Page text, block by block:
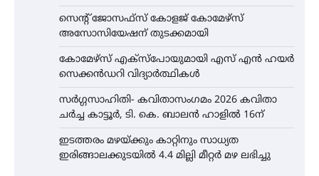
സെന്റ് ജോസഫ്സ് കോളജ് കോമേഴ്‌സ്
അസോസിയേഷന് തുടക്കമായി
കോമേഴ്സ് എക്സ്പോയുമായി എസ് എൻ ഹയർ
സെക്കൻഡറി വിദ്യാർത്ഥികൾ
സർഗ്ഗസാഹിതി- കവിതാസംഗമം 2026 കവിതാ
ചർച്ച കാട്ടൂർ, ടി. കെ. ബാലൻ ഹാളിൽ 16ന്
ഇടത്തരം മഴയ്ക്കും കാറ്റിനും സാധ്യത
ഇരിങ്ങാലക്കുടയിൽ 4.4 മില്ലി മീറ്റർ മഴ ലഭിച്ചു